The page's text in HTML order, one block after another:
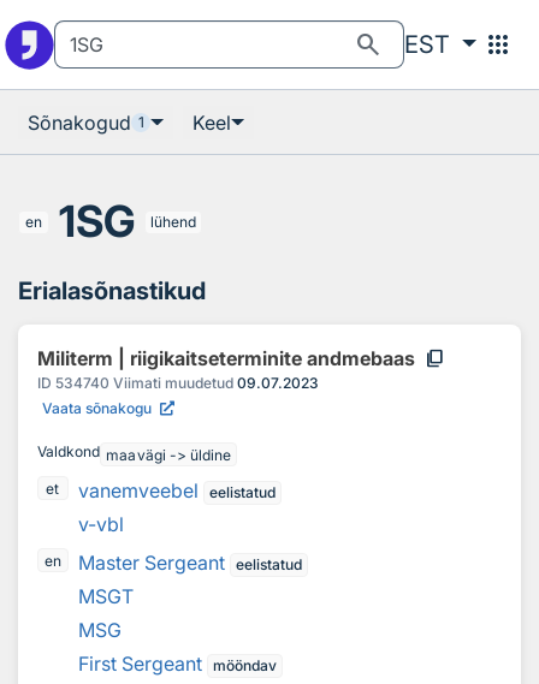
search EST apps
Sõnakogud 1 Keel
en 1SG lühend
Erialasõnastikud
Militerm | riigikaitseterminite andmebaas content_copy
ID 534740 Viimati muudetud 09.07.2023
Vaata sõnakogu
Valdkond maavägi -> üldine
et
vanemveebel eelistatud
v-vbl
en Master Sergeant eelistatud
MSGT
MSG
First Sergeant mööndav